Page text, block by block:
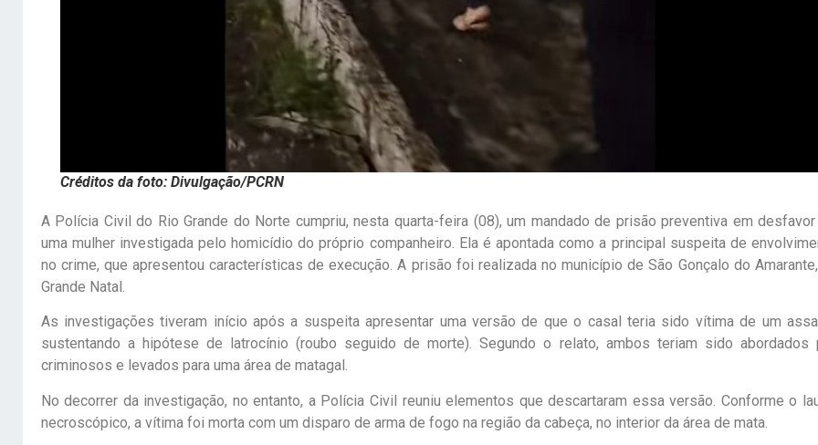
Créditos da foto: Divulgação/PCRN
A Polícia Civil do Rio Grande do Norte cumpriu, nesta quarta-feira (08), um mandado de prisão preventiva em
uma mulher investigada pelo homicídio do próprio companheiro. Ela é apontada como a principal suspeita de
no crime, que apresentou características de execução. A prisão foi realizada no município de São Gonçalo do
Grande Natal.
As investigações tiveram início após a suspeita apresentar uma versão de que o casal teria sido vítima de um
sustentando a hipótese de latrocínio (roubo seguido de morte). Segundo o relato, ambos teriam sido abordados
criminosos e levados para uma área de matagal.
No decorrer da investigação, no entanto, a Polícia Civil reuniu elementos que descartaram essa versão. Conforme o
necroscópico, a vítima foi morta com um disparo de arma de fogo na região da cabeça, no interior da área de mata.